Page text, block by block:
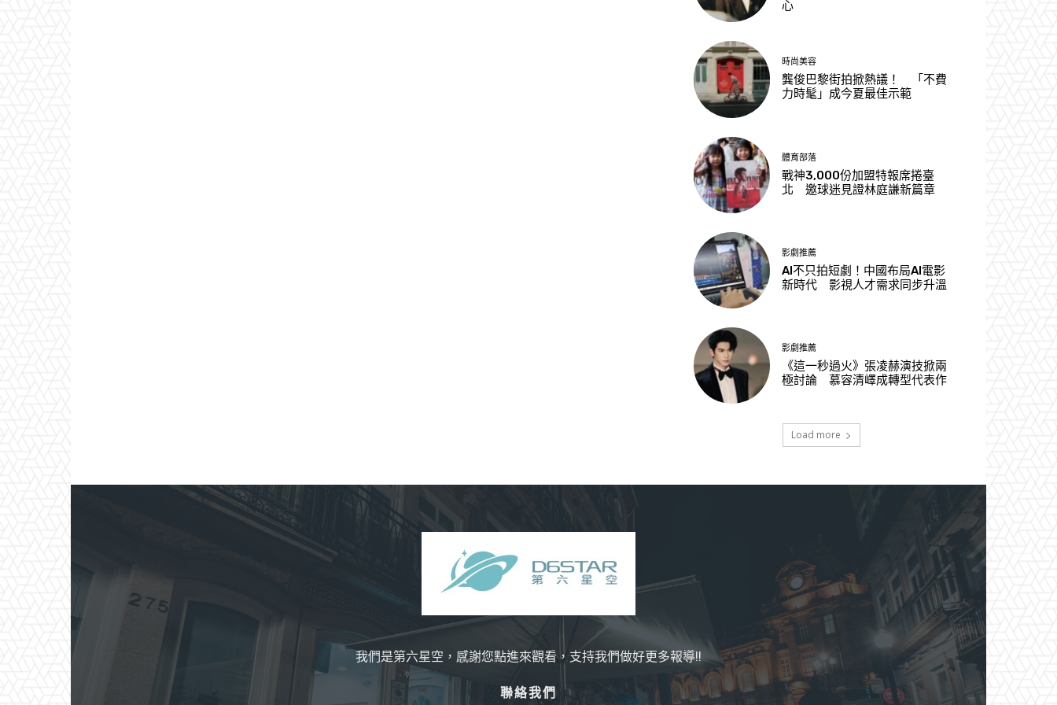
心
時尚美容
龔俊巴黎街拍掀熱議！ 「不費
力時髦」成今夏最佳示範
體育部落
戰神3,000份加盟特報席捲臺
北 邀球迷見證林庭謙新篇章
影劇推薦
AI不只拍短劇！中國布局AI電影
新時代 影視人才需求同步升溫
影劇推薦
《這一秒過火》張凌赫演技掀兩
極討論 慕容清嶧成轉型代表作
Load more
我們是第六星空，感謝您點進來觀看，支持我們做好更多報導!!
聯絡我們